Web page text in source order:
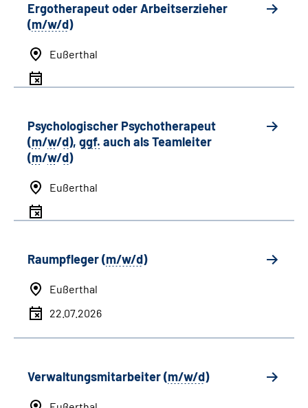
Ergotherapeut oder Arbeitserzieher
(m/w/d)
Eußerthal
Psychologischer Psychotherapeut
(m/w/d), ggf. auch alsTeamleiter
(m/w/d)
Eußerthal
Raumpfleger (m/w/d)
Eußerthal
22.07.2026
Verwaltungsmitarbeiter (m/w/d)